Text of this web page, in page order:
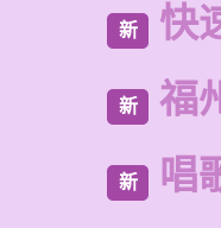
新 快
新 福
新 唱